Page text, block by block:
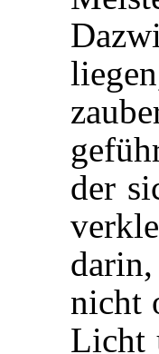
der
nicht
Licht